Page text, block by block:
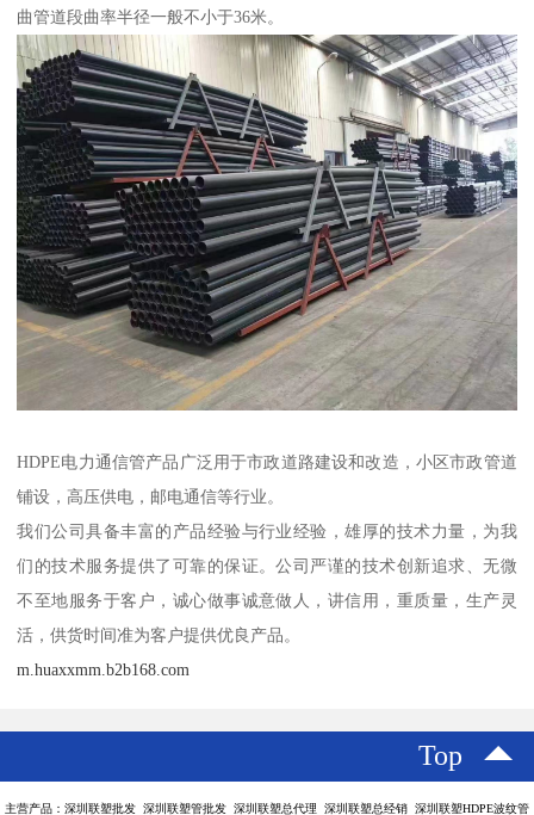
曲管道段曲率半径一般不小于36米。
HDPE电力通信管产品广泛用于市政道路建设和改造，小区市政管道
铺设，高压供电，邮电通信等行业。
我们公司具备丰富的产品经验与行业经验，雄厚的技术力量，为我
们的技术服务提供了可靠的保证。公司严谨的技术创新追求、无微
不至地服务于客户，诚心做事诚意做人，讲信用，重质量，生产灵
活，供货时间准为客户提供优良产品。
m.huaxxmm.b2b168.com
Top
主营产品：深圳联塑批发 深圳联塑管批发 深圳联塑总代理 深圳联塑总经销 深圳联塑HDPE波纹管